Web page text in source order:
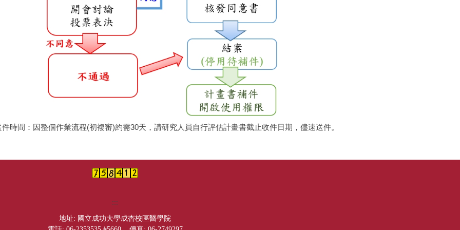
時間：因整個作業流程(初複審)約需30天，請研究人員自行評估計畫書截止收件日期，儘速送件。
:::
地址: 國立成功大學成杏校區醫學院